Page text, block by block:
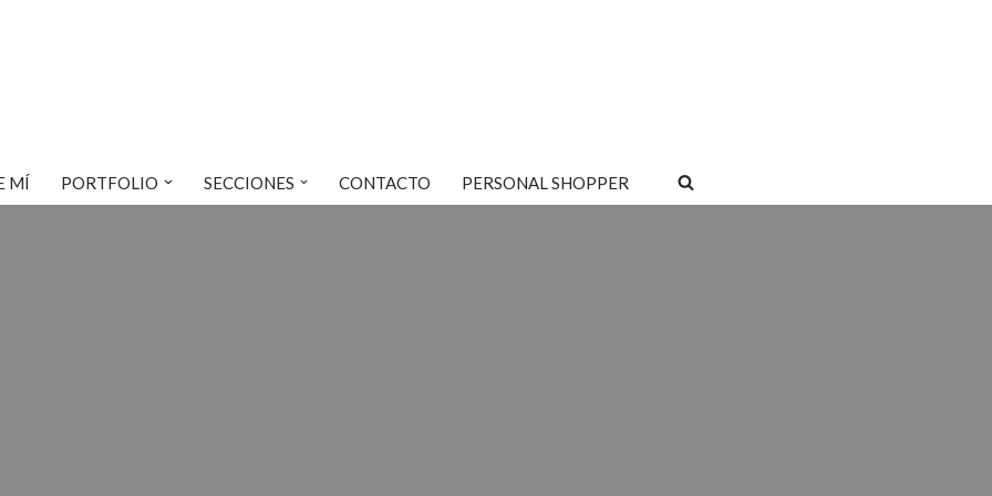
MÍ PORTFOLIO SECCIONES CONTACTO PERSONAL SHOPPER